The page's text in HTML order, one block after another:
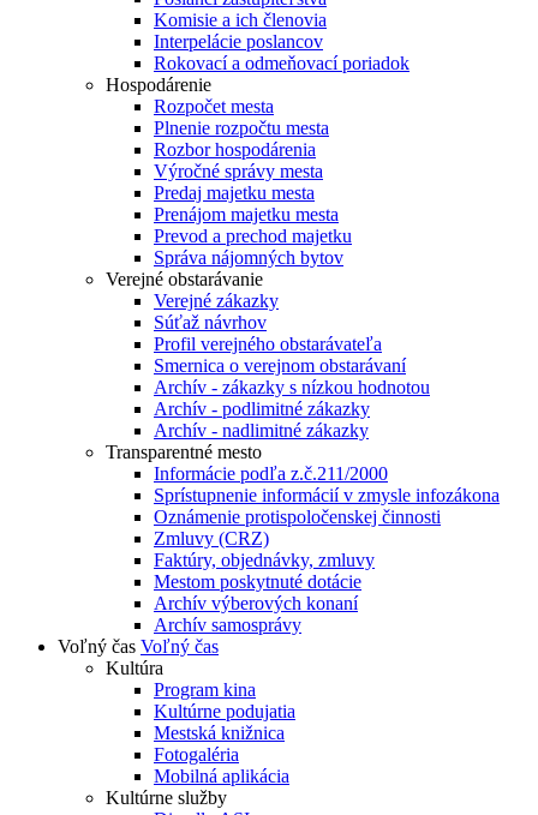
Komisie a ich členovia
Interpelácie poslancov
Rokovací a odmeňovací poriadok
Hospodárenie
Rozpočet mesta
Plnenie rozpočtu mesta
Rozbor hospodárenia
Výročné správy mesta
Predaj majetku mesta
Prenájom majetku mesta
Prevod a prechod majetku
Správa nájomných bytov
Verejné obstarávanie
Verejné zákazky
Súťaž návrhov
Profil verejného obstarávateľa
Smernica o verejnom obstarávaní
Archív - zákazky s nízkou hodnotou
Archív - podlimitné zákazky
Archív - nadlimitné zákazky
Transparentné mesto
Informácie podľa z.č.211/2000
Sprístupnenie informácií v zmysle infozákona
Oznámenie protispoločenskej činnosti
Zmluvy (CRZ)
Faktúry, objednávky, zmluvy
Mestom poskytnuté dotácie
Archív výberových konaní
Archív samosprávy
Voľný čas Voľný čas
Kultúra
Program kina
Kultúrne podujatia
Mestská knižnica
Fotogaléria
Mobilná aplikácia
Kultúrne služby